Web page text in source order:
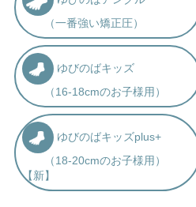
（一番強い矯正圧）
ゆびのばキッズ
（16-18cmのお子様用）
ゆびのばキッズplus+
（18-20cmのお子様用）
【新】